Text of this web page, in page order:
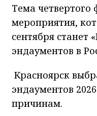
Тема четвертого
мероприятия,
сентября станет
эндаументов в
Красноярск
эндаументов
причинам.